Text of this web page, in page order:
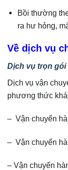
Bồi thường
ra hư hỏng,
Về dịch vụ
Dịch vụ trọn
Dịch vụ vận
phương thức
– Vận chuyển
– Vận chuyển
– Vận chuyển